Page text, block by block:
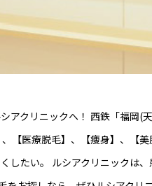
アクリニックへ！ 西鉄「福岡
【医療脱毛】、【痩身】、【
したい。 ルシアクリニックは